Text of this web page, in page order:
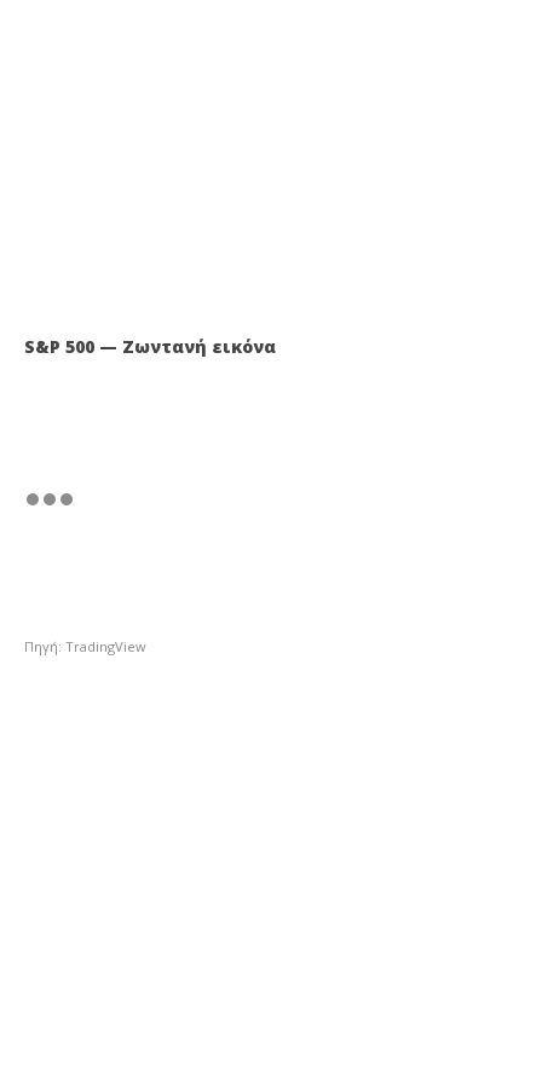
S&P 500 — Ζωντανή εικόνα
Πηγή: TradingView